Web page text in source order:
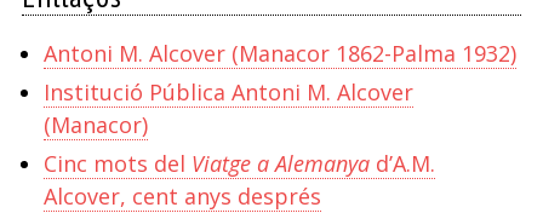
Antoni M. Alcover (Manacor 1862-Palma 1932)
Institució Pública Antoni M. Alcover
(Manacor)
Cinc mots del Viatge a Alemanyad’A.M.
Alcover, cent anys després